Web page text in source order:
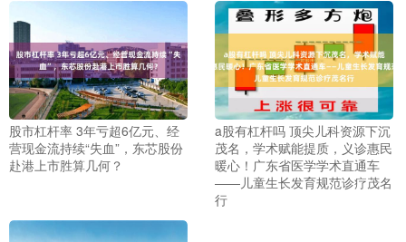
股市杠杆率 3年亏超6亿元、经
营现金流持续“失血”，东芯股份
赴港上市胜算几何？
a股有杠杆吗 顶尖儿科资源下沉
茂名，学术赋能提质，义诊惠民
暖心！广东省医学学术直通车
——儿童生长发育规范诊疗茂名
行